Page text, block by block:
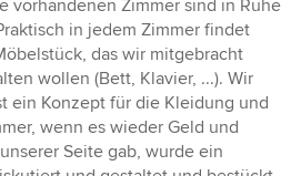
vorhandenen Zimmer sind in Ruhe
in jedem Zimmer findet
das wir mitgebracht
wollen (Bett, Klavier, ...). Wir
ein Konzept für die Kleidung und
wenn es wieder Geld und
Seite gab, wurde ein